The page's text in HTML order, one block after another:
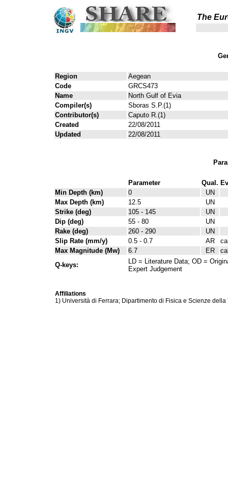
The
Region
Aegean
Code
GRCS473
Name
North Gulf of Evia
Compiler(s)
Sboras S.P.(1)
Contributor(s)
Caputo R.(1)
Created
22/08/2011
Updated
22/08/2011
Parameter Qual.
Min Depth (km)
0
UN
Max Depth (km)
12.5
UN
Strike (deg)
105 - 145
UN
Dip (deg)
55 - 80
UN
Rake (deg)
260 - 290
UN
Slip Rate (mm/y)
0.5 - 0.7 AR
Max Magnitude (Mw)
6.7 ER
Q-keys:
LD = Literature Data; OD =
Expert Judgement
Affiliations
1) Università di Ferrara; Dipartimento di Fisica e Scienze